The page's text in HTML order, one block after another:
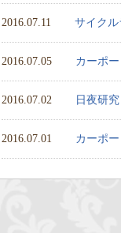
2016.07.11 サイク
2016.07.05 カーポ
2016.07.02 日夜研
2016.07.01 カーポ